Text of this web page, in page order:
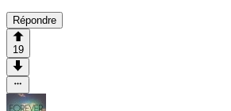
Répondre
19